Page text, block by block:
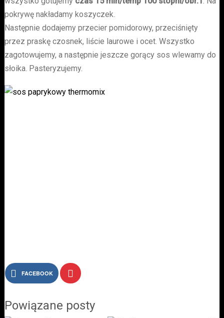
pokrywę nakładamy koszyczek.
Następnie dodajemy przecier pomidorowy, przeciśnięty
przez praskę czosnek, liście laurowe i ocet. Wszystko
zagotowujemy, a następnie jeszcze gorący sos wlewamy do
słoika. Pasteryzujemy.
FACEBOOK